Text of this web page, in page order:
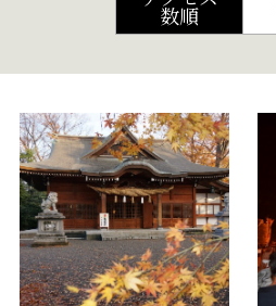
数順